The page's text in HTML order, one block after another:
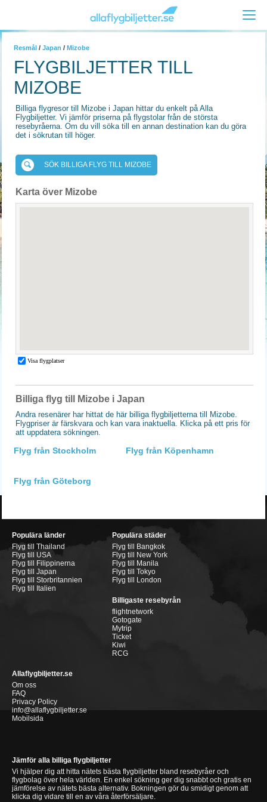
Resmål / Japan / Mizobe
FLYGBILJETTER TILL
MIZOBE
Billiga flygresor till Mizobe i Japan hittar du enkelt på Alla
Flygbiljetter. Vi jämför priserna på flygstolar från de största
resebyråerna. Om du vill söka till en annan destination kan du göra
det i sökrutan till höger.
SÖK BILLIGA FLYG TILL MIZOBE
Karta över Mizobe
Billiga flyg till Mizobe i Japan
Andra resenärer har hittat de här billiga flygbiljetterna till Mizobe.
Flygpriser är färskvara och kan vara inaktuella. Klicka på ett pris för
att uppdatera sökningen.
Flyg från Stockholm Flyg från Köpenhamn
Flyg från Göteborg
Populära länder
Flyg till Thailand
Flyg till USA
Flyg till Filippinerna
Flyg till Japan
Flyg till Storbritannien
Flyg till Italien
Populära städer
Flyg till Bangkok
Flyg till New York
Flyg till Manila
Flyg till Tokyo
Flyg till London
Billigaste resebyrån
flightnetwork
Gotogate
Mytrip
Ticket
Kiwi
RCG
Allaflygbiljetter.se
Om oss
FAQ
Privacy Policy
info@allaflygbiljetter.se
Mobilsida
Jämför alla billiga flygbiljetter
Vi hjälper dig att hitta nätets bästa flygbiljetter bland resebyråer och
flygbolag över hela världen. En enkel sökning ger dig snabbt och gratis en
jämförelse av nätets bästa alternativ. Bokningen gör du smidigt genom att
klicka dig vidare till en av våra återförsäljare.